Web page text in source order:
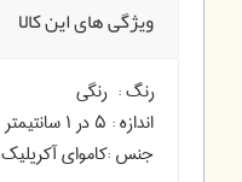
ویژگی های این کالا
رنگ : رنگی
اندازه : ۵ در ۱ سانتیمتر
جنس :کاموای آکریلیک